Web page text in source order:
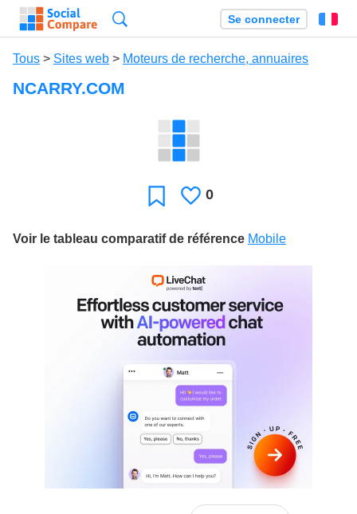
Se connecter
Tous > Sites web > Moteurs de recherche, annuaires
NCARRY.COM
Favori J'aime
0
Voir le tableau comparatif de référence Mobile